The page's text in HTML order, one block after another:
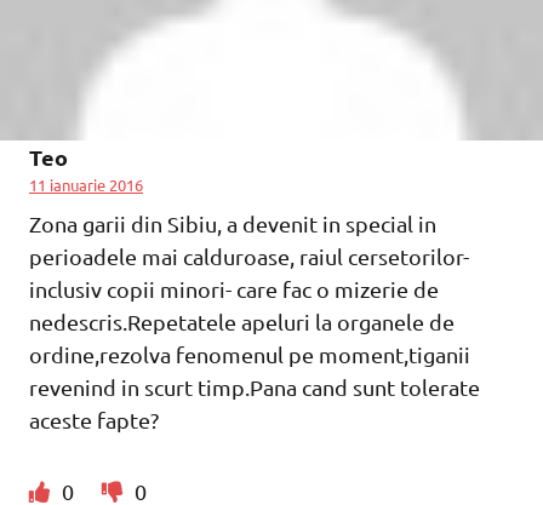
Teo
11 ianuarie 2016
Zona garii din Sibiu, a devenit in special in
perioadele mai calduroase, raiul cersetorilor-
inclusiv copii minori- care fac o mizerie de
nedescris.Repetatele apeluri la organele de
ordine,rezolva fenomenul pe moment,tiganii
revenind in scurt timp.Pana cand sunt tolerate
aceste fapte?
0 0